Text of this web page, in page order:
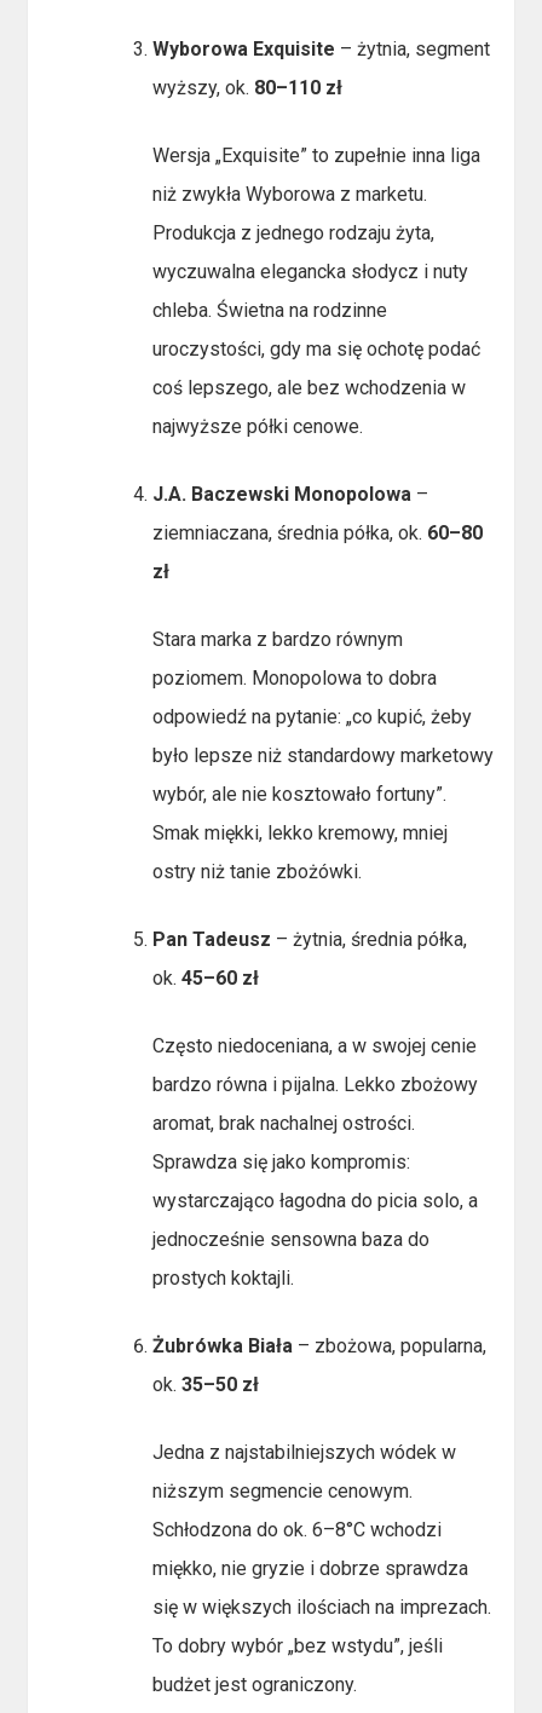
Wyborowa Exquisite – żytnia, segment
wyższy, ok. 80–110 zł
Wersja „Exquisite” to zupełnie inna liga
niż zwykła Wyborowa z marketu.
Produkcja z jednego rodzaju żyta,
wyczuwalna elegancka słodycz i nuty
chleba. Świetna na rodzinne
uroczystości, gdy ma się ochotę podać
coś lepszego, ale bez wchodzenia w
najwyższe półki cenowe.
J.A. Baczewski Monopolowa –
ziemniaczana, średnia półka, ok. 60–80
zł
Stara marka z bardzo równym
poziomem. Monopolowa to dobra
odpowiedź na pytanie: „co kupić, żeby
było lepsze niż standardowy marketowy
wybór, ale nie kosztowało fortuny”.
Smak miękki, lekko kremowy, mniej
ostry niż tanie zbożówki.
Pan Tadeusz – żytnia, średnia półka,
ok.45–60 zł
Często niedoceniana, a w swojej cenie
bardzo równa i pijalna. Lekko zbożowy
aromat, brak nachalnej ostrości.
Sprawdza się jako kompromis:
wystarczająco łagodna do picia solo, a
jednocześnie sensowna baza do
prostych koktajli.
Żubrówka Biała – zbożowa, popularna,
ok.35–50 zł
Jedna z najstabilniejszych wódek w
niższym segmencie cenowym.
Schłodzona do ok. 6–8°C wchodzi
miękko, nie gryzie i dobrze sprawdza
się w większych ilościach na imprezach.
To dobry wybór „bez wstydu”, jeśli
budżet jest ograniczony.